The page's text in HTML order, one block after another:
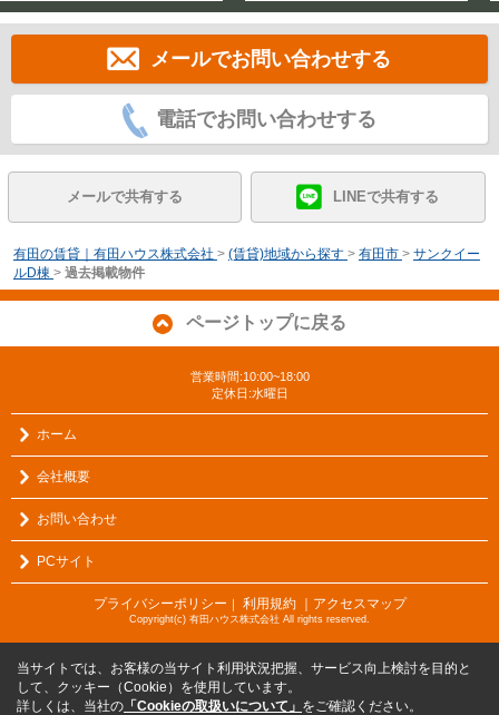
メールでお問い合わせする
電話でお問い合わせする
メールで共有する LINEで共有する
有田の賃貸｜有田ハウス株式会社 > (賃貸)地域から探す > 有田市 > サンクイー
ルD棟 > 過去掲載物件
ページトップに戻る
営業時間:10:00~18:00
定休日:水曜日
ホーム
会社概要
お問い合わせ
PCサイト
プライバシーポリシー ｜ 利用規約 ｜アクセスマップ
Copyright(c) 有田ハウス株式会社 All rights reserved.
当サイトでは、お客様の当サイト利用状況把握、サービス向上検討を目的と
して、クッキー（Cookie）を使用しています。
詳しくは、当社の 「Cookieの取扱いについて」 をご確認ください。